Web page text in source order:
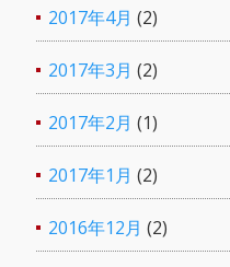
2017年4月 (2)
2017年3月 (2)
2017年2月 (1)
2017年1月 (2)
2016年12月 (2)